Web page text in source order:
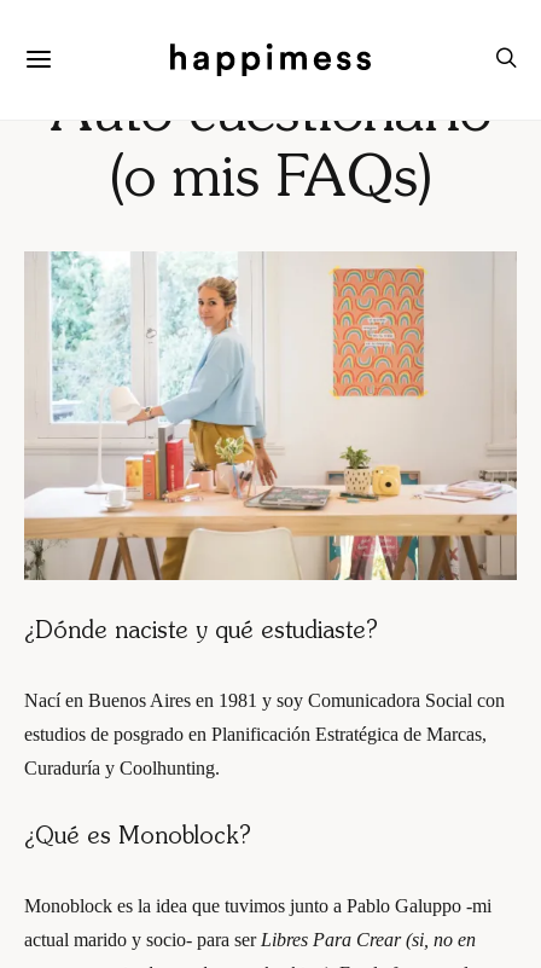
Auto-cuestionario
(o mis FAQs)
¿Dónde naciste y qué estudiaste?
Nací en Buenos Aires en 1981 y soy Comunicadora Social con
estudios de posgrado en Planificación Estratégica de Marcas,
Curaduría y Coolhunting.
¿Qué es Monoblock?
Monoblock es la idea que tuvimos junto a Pablo Galuppo -mi
actual marido y socio- para ser Libres Para Crear (si, no en